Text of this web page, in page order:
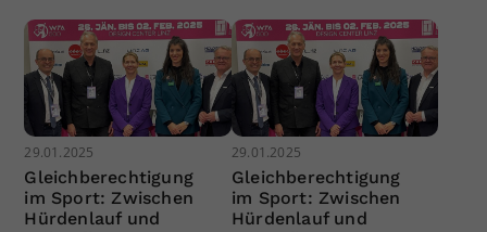
29.01.2025
Gleichberechtigung
im Sport: Zwischen
Hürdenlauf und
29.01.2025
Gleichberechtigung
im Sport: Zwischen
Hürdenlauf und